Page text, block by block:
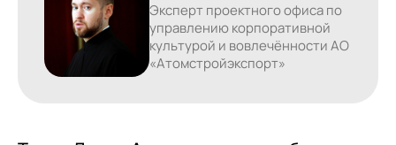
Эксперт проектного офиса по
управлению корпоративной
культурой и вовлечённости АО
«Атомстройэкспорт»